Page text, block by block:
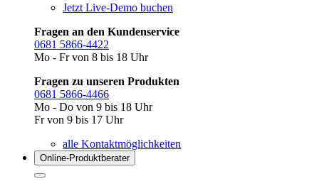
Jetzt Live-Demo buchen
Fragen an den Kundenservice
0681 5866-4422
Mo - Fr von 8 bis 18 Uhr
Fragen zu unseren Produkten
0681 5866-4466
Mo - Do von 9 bis 18 Uhr
Fr von 9 bis 17 Uhr
alle Kontaktmöglichkeiten
Online-Produkt­berater